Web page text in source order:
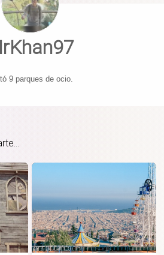
9 parques de ocio.